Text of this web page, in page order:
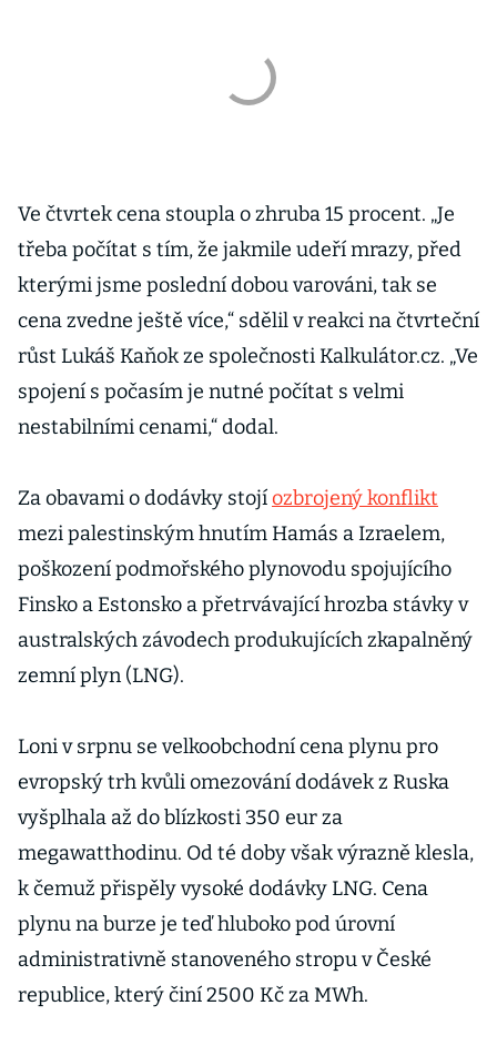
Ve čtvrtek cena stoupla o zhruba 15 procent. „Je
třeba počítat s tím, že jakmile udeří mrazy, před
kterými jsme poslední dobou varováni, tak se
cena zvedne ještě více,“ sdělil v reakci na čtvrteční
růst Lukáš Kaňok ze společnosti Kalkulátor.cz. „Ve
spojení s počasím je nutné počítat s velmi
nestabilními cenami,“ dodal.
Za obavami o dodávky stojíozbrojený konflikt
mezi palestinským hnutím Hamás a Izraelem,
poškození podmořského plynovodu spojujícího
Finsko a Estonsko a přetrvávající hrozba stávky v
australských závodech produkujících zkapalněný
zemní plyn (LNG).
Loni v srpnu se velkoobchodní cena plynu pro
evropský trh kvůli omezování dodávek z Ruska
vyšplhala až do blízkosti 350 eur za
megawatthodinu. Od té doby však výrazně klesla,
k čemuž přispěly vysoké dodávky LNG. Cena
plynu na burze je teď hluboko pod úrovní
administrativně stanoveného stropu v České
republice, který činí 2500 Kč za MWh.